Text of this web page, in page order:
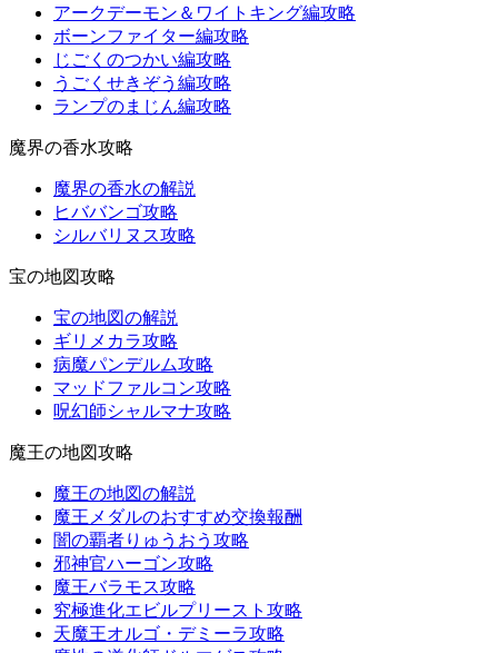
アークデーモン＆ワイトキング編攻略
ボーンファイター編攻略
じごくのつかい編攻略
うごくせきぞう編攻略
ランプのまじん編攻略
魔界の香水攻略
魔界の香水の解説
ヒババンゴ攻略
シルバリヌス攻略
宝の地図攻略
宝の地図の解説
ギリメカラ攻略
病魔パンデルム攻略
マッドファルコン攻略
呪幻師シャルマナ攻略
魔王の地図攻略
魔王の地図の解説
魔王メダルのおすすめ交換報酬
闇の覇者りゅうおう攻略
邪神官ハーゴン攻略
魔王バラモス攻略
究極進化エビルプリースト攻略
天魔王オルゴ・デミーラ攻略